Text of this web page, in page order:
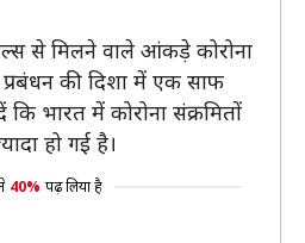
से मिलने वाले आंकड़े कोरोना
की दिशा में एक साफ
भारत में कोरोना संक्रमितों
हो गई है।
40% पढ़ लिया है